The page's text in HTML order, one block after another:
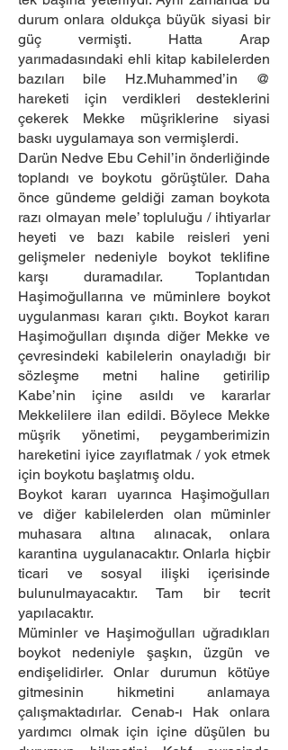
durum onlara oldukça büyük siyasi bir
güç vermişti. Hatta Arap
yarımadasındaki ehli kitap kabilelerden
bazıları bile Hz.Muhammed’in @
hareketi için verdikleri desteklerini
çekerek Mekke müşriklerine siyasi
baskı uygulamaya son vermişlerdi.
Darün Nedve Ebu Cehil’in önderliğinde
toplandı ve boykotu görüştüler. Daha
önce gündeme geldiği zaman boykota
razı olmayan mele’ topluluğu / ihtiyarlar
heyeti ve bazı kabile reisleri yeni
gelişmeler nedeniyle boykot teklifine
karşı duramadılar. Toplantıdan
Haşimoğullarına ve müminlere boykot
uygulanması kararı çıktı. Boykot kararı
Haşimoğulları dışında diğer Mekke ve
çevresindeki kabilelerin onayladığı bir
sözleşme metni haline getirilip
Kabe’nin içine asıldı ve kararlar
Mekkelilere ilan edildi. Böylece Mekke
müşrik yönetimi, peygamberimizin
hareketini iyice zayıflatmak / yok etmek
için boykotu başlatmış oldu.
Boykot kararı uyarınca Haşimoğulları
ve diğer kabilelerden olan müminler
muhasara altına alınacak, onlara
karantina uygulanacaktır. Onlarla hiçbir
ticari ve sosyal ilişki içerisinde
bulunulmayacaktır. Tam bir tecrit
yapılacaktır.
Müminler ve Haşimoğulları uğradıkları
boykot nedeniyle şaşkın, üzgün ve
endişelidirler. Onlar durumun kötüye
gitmesinin hikmetini anlamaya
çalışmaktadırlar. Cenab-ı Hak onlara
yardımcı olmak için içine düşülen bu